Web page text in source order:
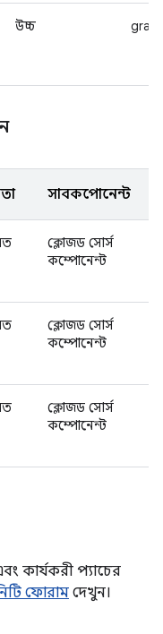
উচ্চ
সাবকম্পোনেন্ট
ক্লোজড সোর্স
কম্পোনেন্ট
ক্লোজড সোর্স
কম্পোনেন্ট
ক্লোজড সোর্স
কম্পোনেন্ট
কার্যকরী প্যাচের
ফোরাম দেখুন।